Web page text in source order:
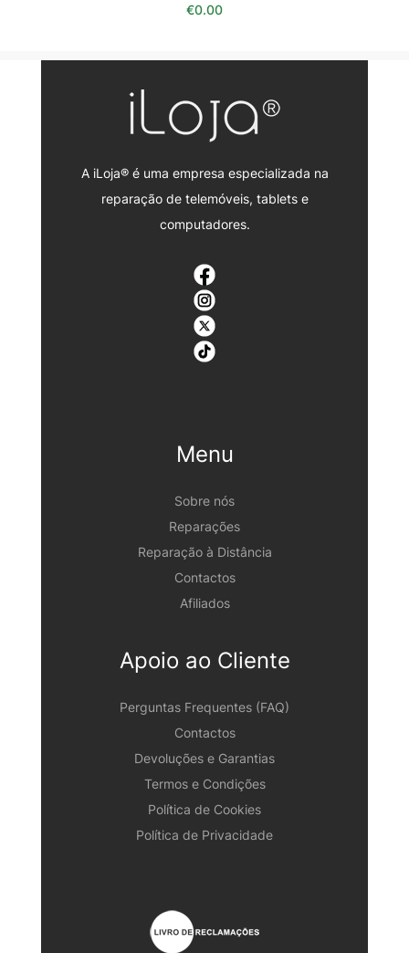
€0.00
A iLoja® é uma empresa especializada na
reparação de telemóveis, tablets e
computadores.
Menu
Sobre nós
Reparações
Reparação à Distância
Contactos
Afiliados
Apoio ao Cliente
Perguntas Frequentes (FAQ)
Contactos
Devoluções e Garantias
Termos e Condições
Política de Cookies
Política de Privacidade